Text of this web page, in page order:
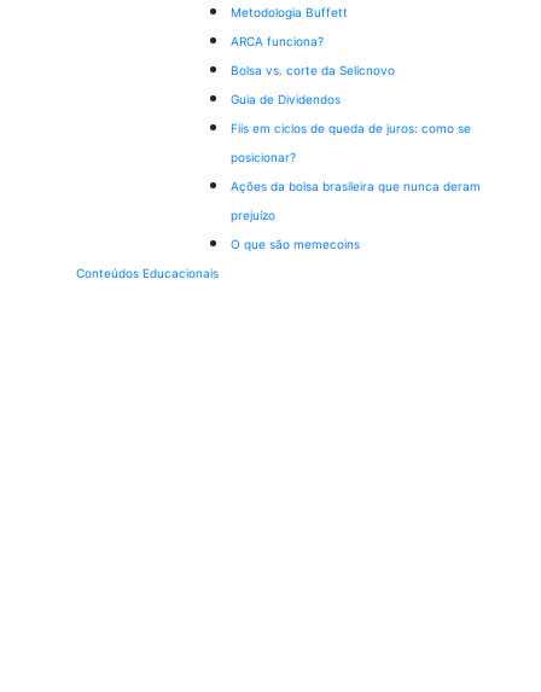
Metodologia Buffett
ARCA funciona?
Bolsa vs. corte da Selicnovo
Guia de Dividendos
Fiis em ciclos de queda de juros: como se
posicionar?
Ações da bolsa brasileira que nunca deram
prejuízo
O que são memecoins
Conteúdos Educacionais